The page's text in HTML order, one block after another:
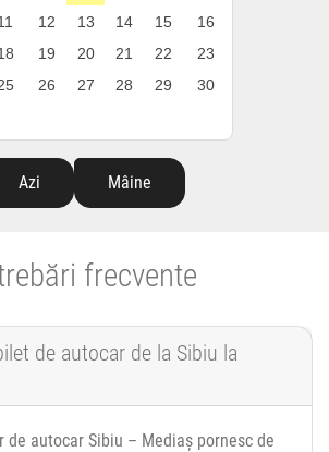
12 13 14 15
16
19 20 21 22
23
26 27 28 29
30
Azi Mâine
frecvente
de autocar de la Sibiu la
autocar Sibiu – Mediaș pornesc de